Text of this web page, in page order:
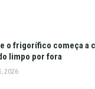
o frigorífico começa a
limpo por fora
2026